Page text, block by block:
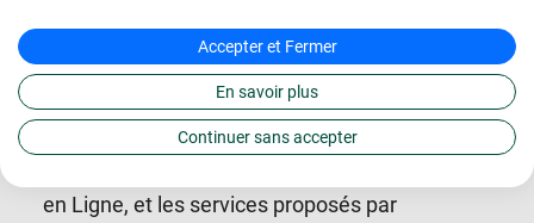
6.5.Le Stagiaire est soumis à une ou plusieurs
épreuves d’évaluation des acquis en cours
et/ou à la fin de la Formation.
en Ligne, et les services proposés par
Accepter et Fermer
En savoir plus
Continuer sans accepter